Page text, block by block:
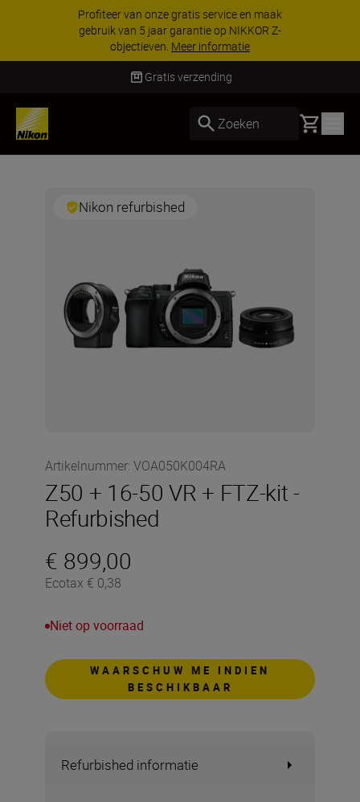
Profiteer van onze gratis service en maak
gebruik van 5 jaar garantie op NIKKOR Z-
objectieven. Meer informatie
Gratis verzending
Zoeken Basket
Nikon refurbished
Artikelnummer: VOA050K004RA
Z50 + 16-50 VR + FTZ-kit -
Refurbished
€ 899,00
Ecotax € 0,38
Niet op voorraad
WAARSCHUW ME INDIEN
BESCHIKBAAR
Refurbished informatie